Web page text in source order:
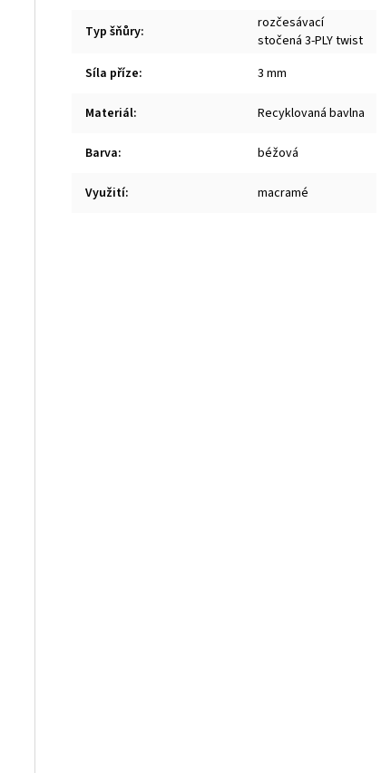
Typ šňůry:
rozčesávací
stočená 3-PLY twist
Síla příze: 3 mm
Materiál: Recyklovaná bavlna
Barva: béžová
Využití: macramé